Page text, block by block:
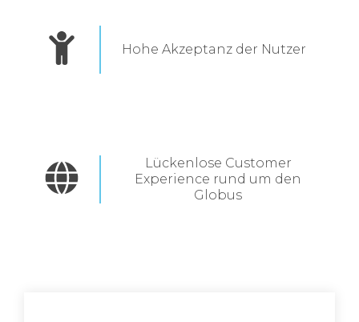
Hohe Akzeptanz der Nutzer
Lückenlose Customer
Experience rund um den
Globus